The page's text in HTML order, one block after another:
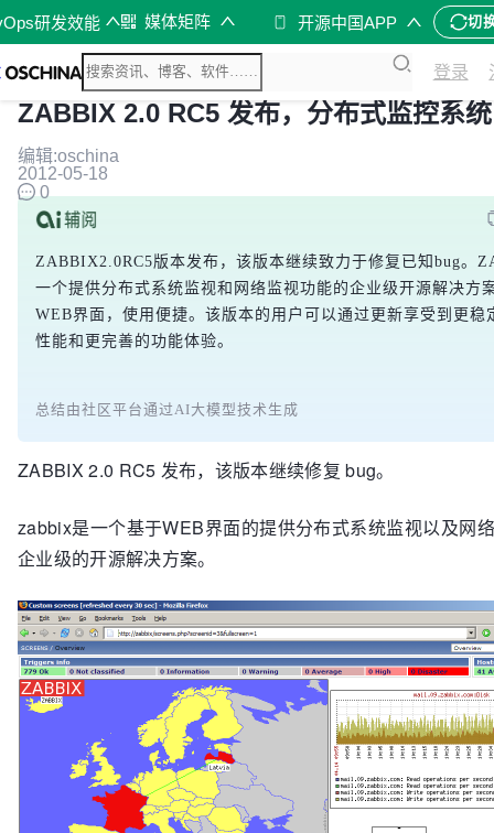
研发效能 媒体矩阵 开源中国APP 切
登录
ZABBIX 2.0 RC5 发布，分布式监控系统
编辑:oschina
2012-05-18
0
ZABBIX2.0RC5版本发布，该版本继续致力于修复已知bug。
一个提供分布式系统监视和网络监视功能的企业级开源解决方
WEB界面，使用便捷。该版本的用户可以通过更新享受到更稳
性能和更完善的功能体验。
总结由社区平台通过AI大模型技术生成
ZABBIX 2.0 RC5 发布，该版本继续修复 bug。
zabbix是一个基于WEB界面的提供分布式系统监视以及网
企业级的开源解决方案。